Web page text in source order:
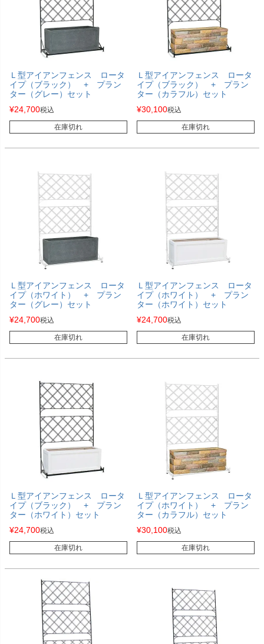
Ｌ型アイアンフェンス ロータ
イプ（ブラック） + プラン
ター（グレー）セット
¥24,700税込
在庫切れ
Ｌ型アイアンフェンス ロータ
イプ（ブラック） + プラン
ター（カラフル）セット
¥30,100税込
在庫切れ
Ｌ型アイアンフェンス ロータ
イプ（ホワイト） + プラン
ター（グレー）セット
¥24,700税込
在庫切れ
Ｌ型アイアンフェンス ロータ
イプ（ホワイト） + プラン
ター（ホワイト）セット
¥24,700税込
在庫切れ
Ｌ型アイアンフェンス ロータ
イプ（ブラック） + プラン
ター（ホワイト）セット
¥24,700税込
在庫切れ
Ｌ型アイアンフェンス ロータ
イプ（ホワイト） + プラン
ター（カラフル）セット
¥30,100税込
在庫切れ